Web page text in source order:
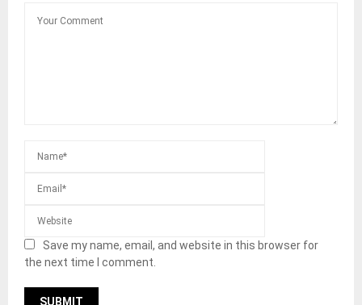
Save my name, email, and website in this browser for
the next time I comment.